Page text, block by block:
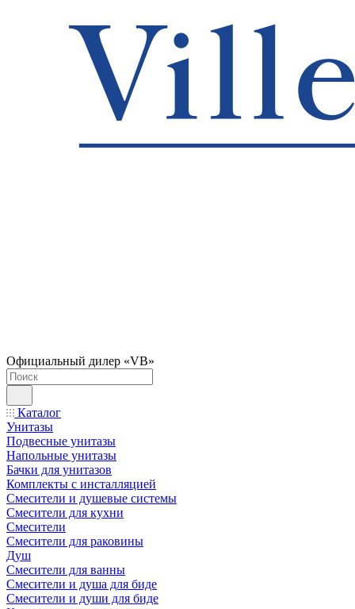
Официальный дилер «VB»
Каталог
Унитазы
Подвесные унитазы
Напольные унитазы
Бачки для унитазов
Комплекты с инсталляцией
Смесители и душевые системы
Смесители для кухни
Смесители
Смесители для раковины
Душ
Смесители для ванны
Смесители и душа для биде
Смесители и души для биде